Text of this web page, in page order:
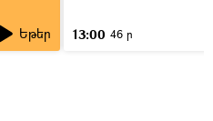
Եթեր 13:00 46 ր